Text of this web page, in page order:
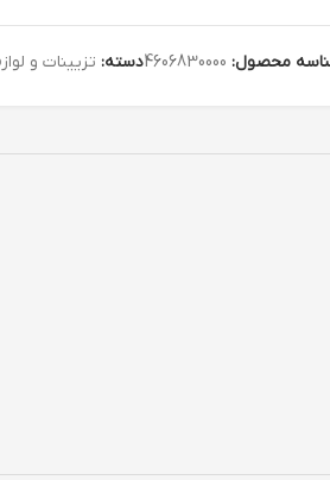
محصول: 4606830000دسته: تزیینات و